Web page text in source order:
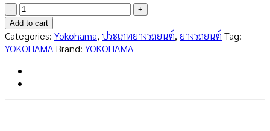
ADVAN
Decibel
V553
(JP)
quantity
Add to cart
Categories: Yokohama, ประเภทยางรถยนต์, ยางรถยนต์ Tag:
YOKOHAMA Brand: YOKOHAMA